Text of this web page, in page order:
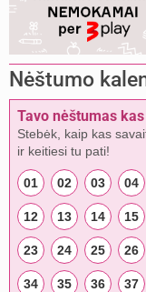
Nėštumo
Tavo nėštumas
Stebėk, kaip kas
ir keitiesi tu pati!
01 02 03 04
12 13 14 15
23 24 25 26
34 35 36 37